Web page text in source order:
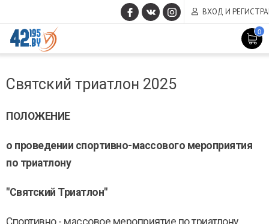
ВХОД И
0
MAIN
CONTENT
14,
Святский триатлон 2025
ПОЛОЖЕНИЕ
о проведении спортивно-массового мероприятия
по триатлону
"Святский Триатлон"
Спортивно - массовое мероприятие по триатлону